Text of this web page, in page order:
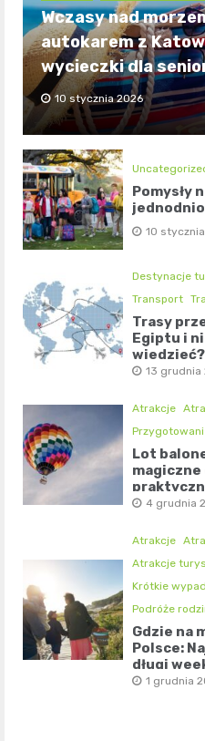
Wczasy nad
autokarem z
wycieczki dla
10 stycznia 2026
Pomysły
10
Destynacje
Transport
Trasy
Egiptu i
wiedzieć?
13 grudnia
Atrakcje
Lot
4 grudnia
Atrakcje
Atrakcje
Krótkie
Podróże
Gdzie na
Polsce:
długi
1 grudnia